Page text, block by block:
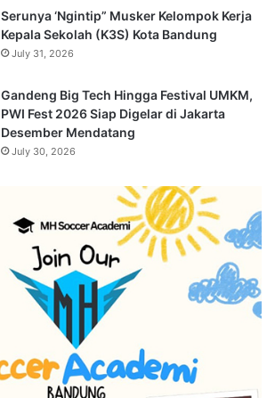
Serunya ‘Ngintip” Musker Kelompok Kerja
Kepala Sekolah (K3S) Kota Bandung
July 31, 2026
Gandeng Big Tech Hingga Festival UMKM,
PWI Fest 2026 Siap Digelar di Jakarta
Desember Mendatang
July 30, 2026